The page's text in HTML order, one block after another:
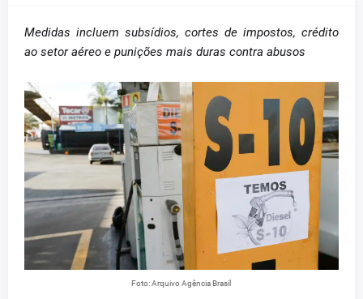
Medidas incluem subsídios, cortes de impostos, crédito
ao setor aéreo e punições mais duras contra abusos
Foto: Arquivo Agência Brasil